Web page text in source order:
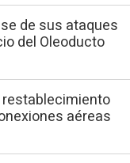
de sus ataques
del Oleoducto
restablecimiento
aéreas